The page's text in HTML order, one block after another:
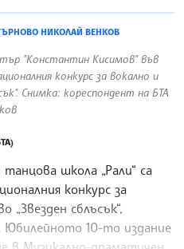
НИКОЛАЙ ВЕНКОВ
"Константин Кисимов" във
конкурс за вокално и
Снимка: кореспондент на БТА
школа „Рали“ са
конкурс за
„Звезден сблъсък“,
Юбилейното 10-то издание